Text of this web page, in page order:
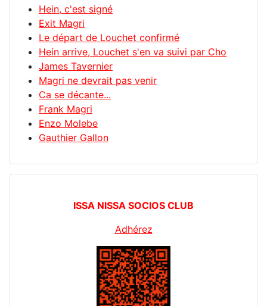
Hein, c'est signé
Exit Magri
Le départ de Louchet confirmé
Hein arrive, Louchet s'en va suivi par Cho
James Tavernier
Magri ne devrait pas venir
Ca se décante...
Frank Magri
Enzo Molebe
Gauthier Gallon
ISSA NISSA SOCIOS CLUB
Adhérez